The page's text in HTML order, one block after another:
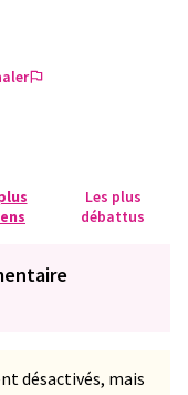
Les plus
débattus
désactivés, mais